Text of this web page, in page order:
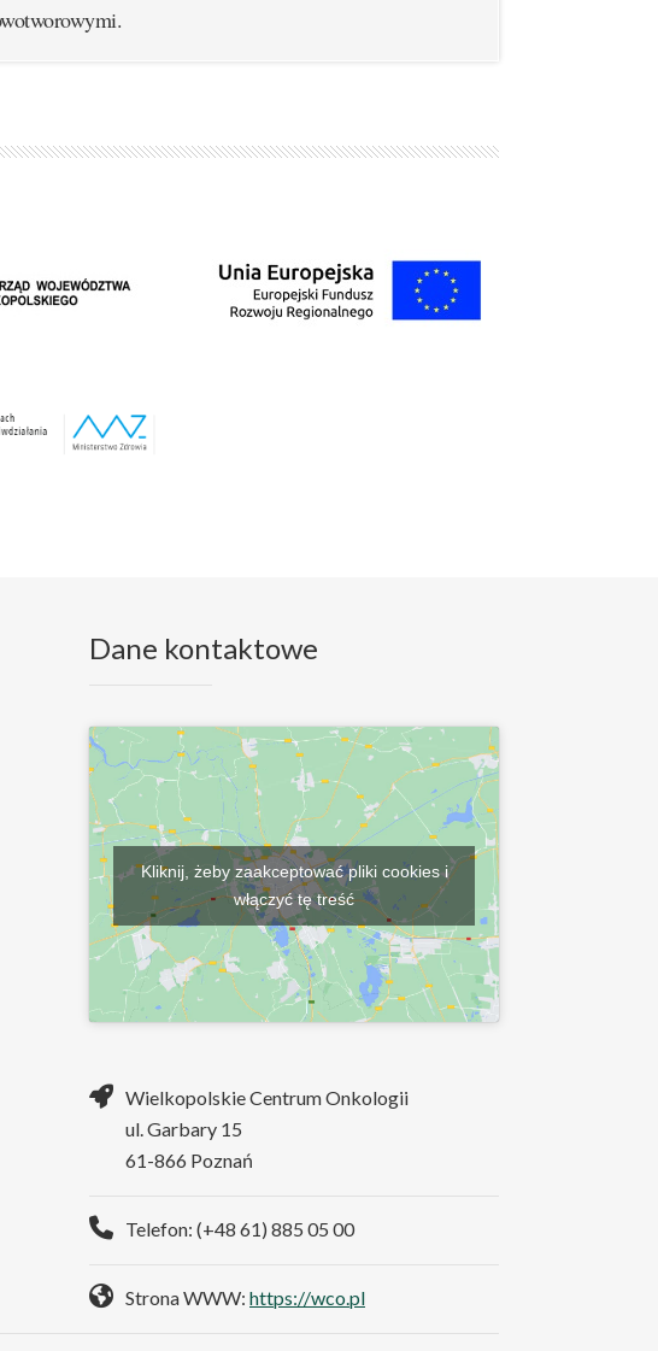
Dane kontaktowe
Kliknij, żeby zaakceptować pliki cookies i
włączyć tę treść
Wielkopolskie Centrum Onkologii
ul. Garbary 15
61-866 Poznań
Telefon: (+48 61) 885 05 00
Strona WWW: https://wco.pl